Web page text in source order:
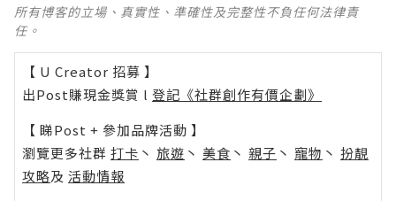
所有博客的立場、真實性、準確性及完整性不負任何法律責
任。
【 U Creator 招募 】
出Post賺現金獎賞 l 登記《社群創作有價企劃》
【 睇Post + 參加品牌活動 】
瀏覽更多社群 打卡 丶 旅遊 丶 美食 丶 親子 丶 寵物 丶 扮靚
攻略及 活動情報